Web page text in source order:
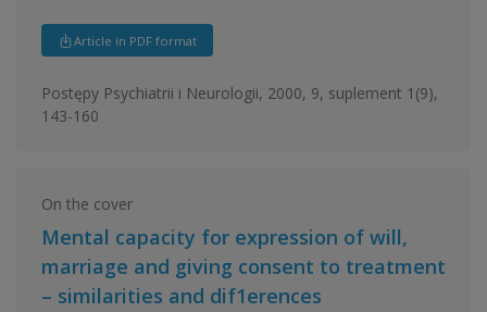
Article in PDF format
Postępy Psychiatrii i Neurologii, 2000, 9, suplement 1(9),
143-160
On the cover
Mental capacity for expression of will,
marriage and giving consent to treatment
– similarities and dif1erences